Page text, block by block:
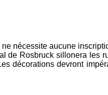
nécessite aucune
de Rosbruck sillonera les
décorations devront